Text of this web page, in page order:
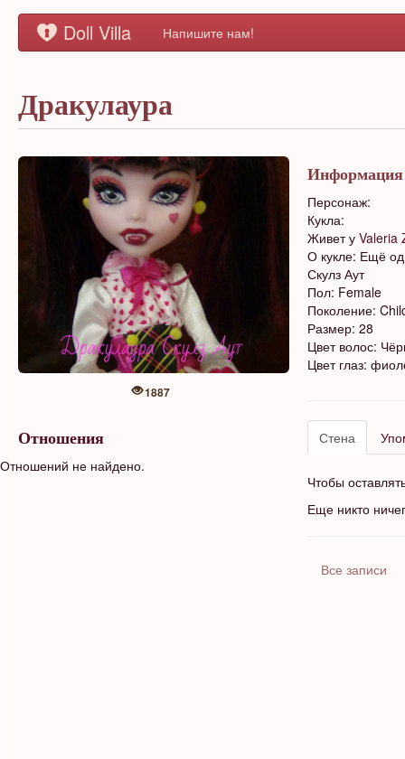
Doll Villa Напишите нам!
Дракулаура
1887
Информация
Персонаж:
Кукла:
Живет у Valeria
О кукле: Ещё
Скулз Аут
Пол: Female
Поколение:
Размер: 28
Цвет волос:
Цвет глаз:
Отношения
Отношений не найдено.
Стена
Чтобы
Еще никто
Все записи